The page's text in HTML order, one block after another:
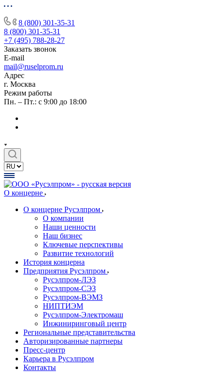
8 (800) 301-35-31
8 (800) 301-35-31
+7 (495) 788-28-27
Заказать звонок
E-mail
mail@ruselprom.ru
Адрес
г. Москва
Режим работы
Пн. – Пт.: с 9:00 до 18:00
О концерне
О концерне Русэлпром
О компании
Наши ценности
Наш бизнес
Ключевые перспективы
Развитие технологий
История концерна
Предприятия Русэлпром
Русэлпром-ЛЭЗ
Русэлпром-СЭЗ
Русэлпром-ВЭМЗ
НИПТИЭМ
Русэлпром-Электромаш
Инжиниринговый центр
Региональные представительства
Авторизированные партнеры
Пресс-центр
Карьера в Русэлпром
Контакты